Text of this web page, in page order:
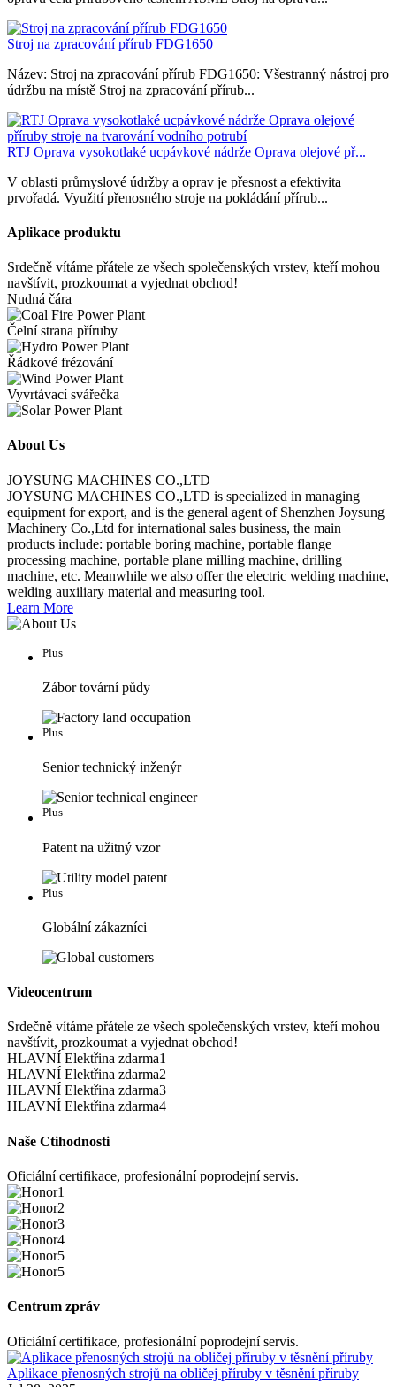
Stroj na zpracování přírub FDG1650
Název: Stroj na zpracování přírub FDG1650: Všestranný nástroj pro
údržbu na místě Stroj na zpracování přírub...
RTJ Oprava vysokotlaké ucpávkové nádrže Oprava olejové př...
V oblasti průmyslové údržby a oprav je přesnost a efektivita
prvořadá. Využití přenosného stroje na pokládání přírub...
Aplikace produktu
Srdečně vítáme přátele ze všech společenských vrstev, kteří mohou
navštívit, prozkoumat a vyjednat obchod!
Nudná čára
Čelní strana příruby
Řádkové frézování
Vyvrtávací svářečka
About Us
JOYSUNG MACHINES CO.,LTD
JOYSUNG MACHINES CO.,LTD is specialized in managing
equipment for export, and is the general agent of Shenzhen Joysung
Machinery Co.,Ltd for international sales business, the main
products include: portable boring machine, portable flange
processing machine, portable plane milling machine, drilling
machine, etc. Meanwhile we also offer the electric welding machine,
welding auxiliary material and measuring tool.
Learn More
Plus
Zábor tovární půdy
Plus
Senior technický inženýr
Plus
Patent na užitný vzor
Plus
Globální zákazníci
Videocentrum
Srdečně vítáme přátele ze všech společenských vrstev, kteří mohou
navštívit, prozkoumat a vyjednat obchod!
HLAVNÍ Elektřina zdarma1
HLAVNÍ Elektřina zdarma2
HLAVNÍ Elektřina zdarma3
HLAVNÍ Elektřina zdarma4
Naše Ctihodnosti
Oficiální certifikace, profesionální poprodejní servis.
Centrum zpráv
Oficiální certifikace, profesionální poprodejní servis.
Aplikace přenosných strojů na obličej příruby v těsnění příruby